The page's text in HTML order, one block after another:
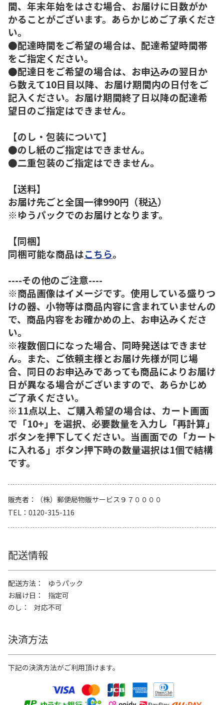
間、年末年始をはさむ場合、お届けに日数がか
かることがございます。あらかじめご了承くださ
い。
●配達時間をご希望の場合は、配達希望時間帯
をご指定ください。
●配達日をご希望の場合は、お申込みの翌日か
ら数えて10日目以降、お届け期間内の日付をご
記入ください。お届け期間終了日以降の配達希
望日のご指定はできません。
【のし・包装について】
●のし紙のご指定はできません。
●二重包装のご指定はできません。
【送料】
お届け先ごと全国一律990円（税込）
※ゆうパックでのお届けとなります。
【同梱】
同梱可能な商品はこちら。
----その他のご注意----
※商品画像はイメージです。使用している盛りつ
けの器、小物等は商品内容に含まれていませんの
で、商品内容をお確かめの上、お申込みくださ
い。
※複数個口になった場合、同時発送はできませ
ん。また、ご依頼主様とお届け先様が同じ場
合、同日のお申込みであっても商品によりお届け
日が異なる場合がございますので、あらかじめ
ご了承ください。
※11点以上、ご購入希望の場合は、カート画面
で「10+」を選択、必要数量を入力し「再計算」
ボタンを押下してください。当画面での「カート
に入れる」ボタン押下時の数量選択は1個で結構
です。
販売者
（株）郵便局物販サービス９７００００
TEL
0120-315-116
配送情報
配送方法
ゆうパック
お届け日
指定可
のし
対応不可
決済方法
下記の決済方法がご利用頂けます。